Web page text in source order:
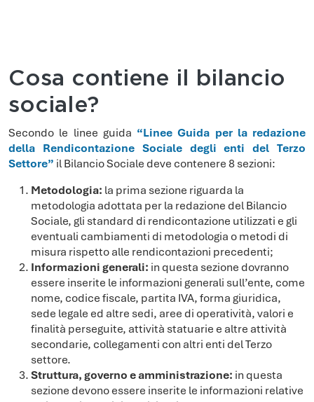
Cosa contiene il bilancio
sociale?
Secondo le linee guida “Linee Guida per la redazione
della Rendicontazione Sociale degli enti del Terzo
Settore” il Bilancio Sociale deve contenere 8 sezioni:
Metodologia: la prima sezione riguarda la
metodologia adottata per la redazione del Bilancio
Sociale, gli standard di rendicontazione utilizzati e gli
eventuali cambiamenti di metodologia o metodi di
misura rispetto alle rendicontazioni precedenti;
Informazioni generali: in questa sezione dovranno
essere inserite le informazioni generali sull’ente, come
nome, codice fiscale, partita IVA, forma giuridica,
sede legale ed altre sedi, aree di operatività, valori e
finalità perseguite, attività statuarie e altre attività
secondarie, collegamenti con altri enti del Terzo
settore.
Struttura, governo e amministrazione: in questa
sezione devono essere inserite le informazioni relative